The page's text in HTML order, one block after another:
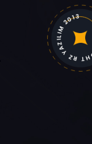
COPYRİGHT